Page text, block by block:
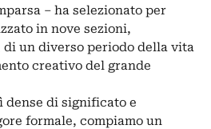
‒ ha selezionato per
in nove sezioni,
di un diverso periodo della vita
creativo del grande
dense di significato e
formale, compiamo un